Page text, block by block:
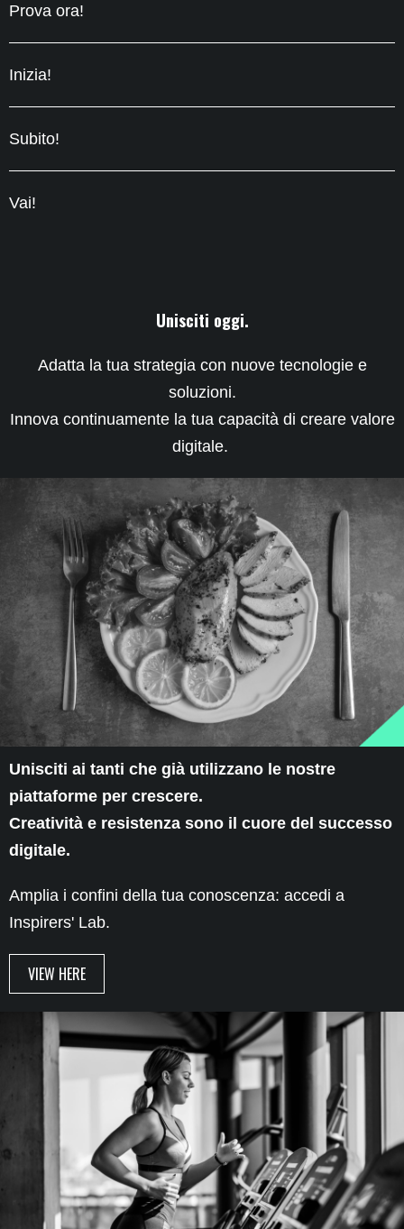
Prova ora!
Inizia!
Subito!
Vai!
Unisciti oggi.
Adatta la tua strategia con nuove tecnologie e
soluzioni.
Innova continuamente la tua capacità di creare valore
digitale.
Unisciti ai tanti che già utilizzano le nostre
piattaforme per crescere.
Creatività e resistenza sono il cuore del successo
digitale.
Amplia i confini della tua conoscenza: accedi a
Inspirers' Lab.
VIEW HERE